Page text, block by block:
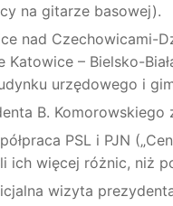
na gitarze basowej).
nad Czechowicami-
Katowice – Bielsko-
urzędowego i
B. Komorowskiego
PSL i PJN
ich więcej różnic, niż
wizyta